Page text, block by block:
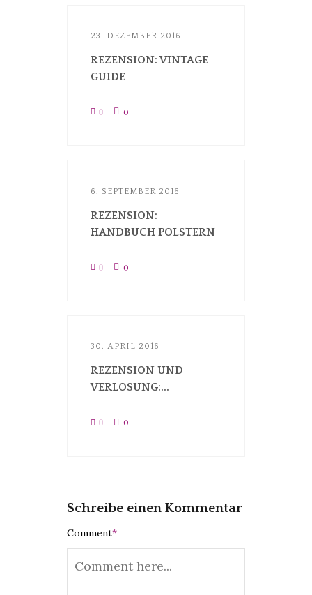
23. DEZEMBER 2016
REZENSION: VINTAGE
GUIDE
0 0
6. SEPTEMBER 2016
REZENSION:
HANDBUCH POLSTERN
0 0
30. APRIL 2016
REZENSION UND
VERLOSUNG:...
0 0
Schreibe einen Kommentar
Comment*